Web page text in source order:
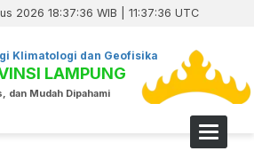
2026 18:37:36 WIB | 11:37:36 UTC
Klimatologi dan Geofisika
LAMPUNG
dan Mudah Dipahami
Toggle